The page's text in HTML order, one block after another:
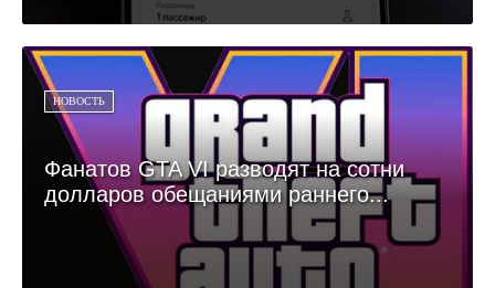
НОВОСТЬ
Фанатов GTA VI разводят на сотни
долларов обещаниями раннего...